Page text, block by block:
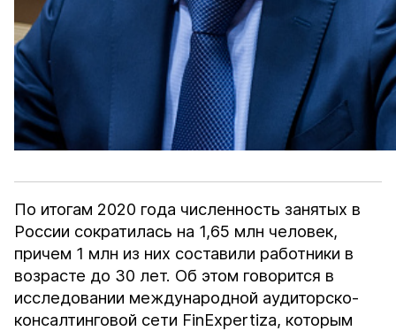
По итогам 2020 года численность занятых в
России сократилась на 1,65 млн человек,
причем 1 млн из них составили работники в
возрасте до 30 лет. Об этом говорится в
исследовании международной аудиторско-
консалтинговой сети FinExpertiza, которым